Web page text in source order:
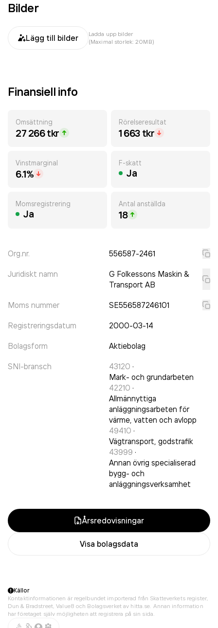
Bilder
Lägg till bilder
Ladda upp bilder
(Maximal storlek: 20MB)
Finansiell info
Omsättning
27 266 tkr
Rörelseresultat
1 663 tkr
Vinstmarginal
6.1%
F-skatt
Ja
Momsregistrering
Ja
Antal anställda
18
Org.nr. 556587-2461
Juridiskt namn
G Folkessons Maskin &
Transport AB
Moms nummer SE556587246101
Registreringsdatum 2000-03-14
Bolagsform Aktiebolag
SNI-bransch 43120 ·
Mark- och grundarbeten
42210 ·
Allmännyttiga
anläggningsarbeten för
värme, vatten och avlopp
49410 ·
Vägtransport, godstrafik
43999 ·
Annan övrig specialiserad
bygg- och
anläggningsverksamhet
Årsredovisningar
Visa bolagsdata
Källor
Kontaktinformationen är regelbundet importerad från Skatteverkets register,
Dun & Bradstreet, Value8 och Bolagsverket av hitta.se. Annan information
har företaget själv möjligheten att registrera på sin sida.